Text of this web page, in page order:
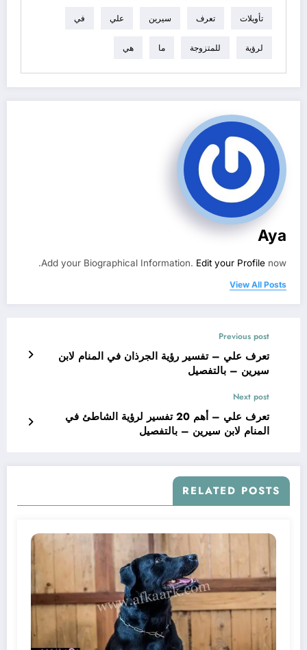
تأويلات تعرف سيرين علي في
لرؤية للمتزوجة ما هي
Aya
Add your Biographical Information. Edit your Profile now.
View All Posts
Previous post
تعرف علي – تفسير رؤية الجرذان في المنام لابن
سيرين – بالتفصيل
Next post
تعرف علي – أهم 20 تفسير لرؤية الشاطئ في
المنام لابن سيرين – بالتفصيل
RELATED POSTS